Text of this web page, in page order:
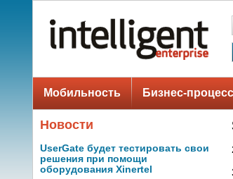
Мобильность Бизнес-
Новости
UserGate будет тестировать свои
решения при помощи
оборудования Xinertel